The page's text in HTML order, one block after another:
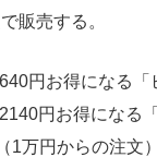
販売する。
円お得になる「
円お得になる
万円からの注文